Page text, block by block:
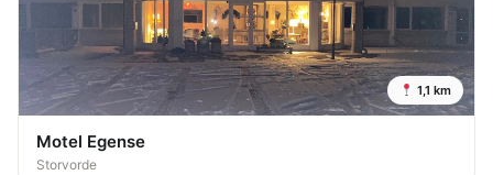
1,1 km
Motel Egense
Storvorde